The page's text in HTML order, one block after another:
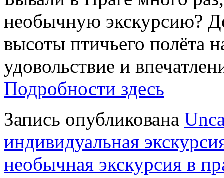
необычную экскурсию?
высоты птичьего полёта
удовольствие и
Подробности здесь
Запись опубликована
индивидуальная
необычная экскурсия в